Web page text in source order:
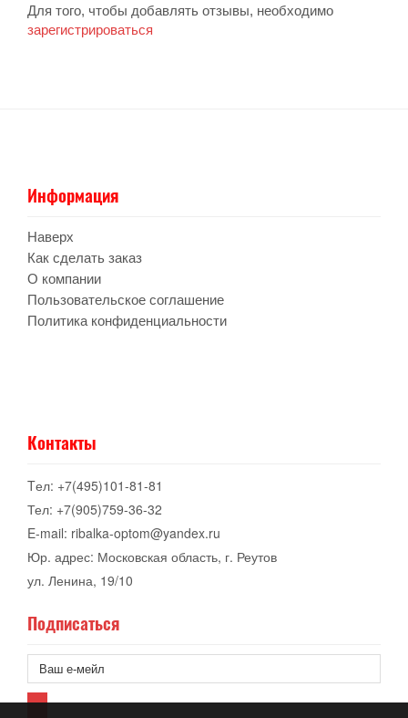
Для того, чтобы добавлять отзывы, необходимо
зарегистрироваться
Информация
Наверх
Как сделать заказ
О компании
Пользовательское соглашение
Политика конфиденциальности
Контакты
Tел: +7(495)101-81-81
Тел: +7(905)759-36-32
E-mail: ribalka-optom@yandex.ru
Юр. адрес: Московская область, г. Реутов
ул. Ленина, 19/10
Подписаться